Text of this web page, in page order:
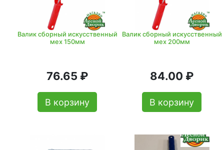
Валик сборный искусственный
мех 150мм
76.65 ₽
В корзину
Валик сборный искусственный
мех 200мм
84.00 ₽
В корзину